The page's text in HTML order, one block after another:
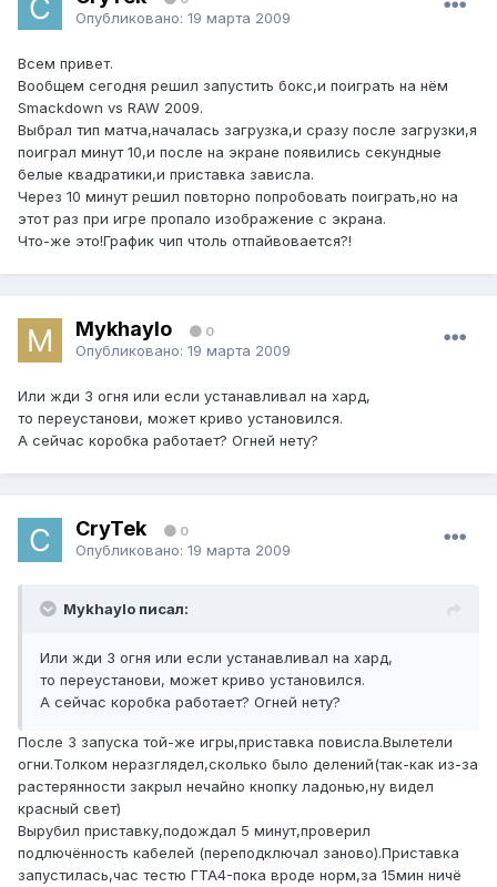
Опубликовано: 19 марта 2009
Всем привет.
Вообщем сегодня решил запустить бокс,и поиграть на нём
Smackdown vs RAW 2009.
Выбрал тип матча,началась загрузка,и сразу после загрузки,я
поиграл минут 10,и после на экране появились секундные
белые квадратики,и приставка зависла.
Через 10 минут решил повторно попробовать поиграть,но на
этот раз при игре пропало изображение с экрана.
Что-же это!График чип чтоль отпайвовается?!
Mykhaylo 0
Опубликовано: 19 марта 2009
Или жди 3 огня или если устанавливал на хард,
то переустанови, может криво установился.
А сейчас коробка работает? Огней нету?
CryTek 0
Опубликовано: 19 марта 2009
Mykhaylo писал:
Или жди 3 огня или если устанавливал на хард,
то переустанови, может криво установился.
А сейчас коробка работает? Огней нету?
После 3 запуска той-же игры,приставка повисла.Вылетели
огни.Толком неразглядел,сколько было делений(так-как из-за
растерянности закрыл нечайно кнопку ладонью,ну видел
красный свет)
Вырубил приставку,подождал 5 минут,проверил
подлючённость кабелей (переподключал заново).Приставка
запустилась,час тестю ГТА4-пока вроде норм,за 15мин ничё